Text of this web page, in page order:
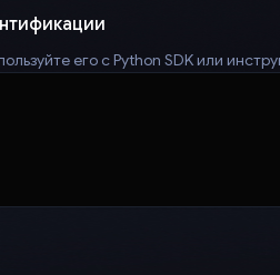
его с Python SDK или